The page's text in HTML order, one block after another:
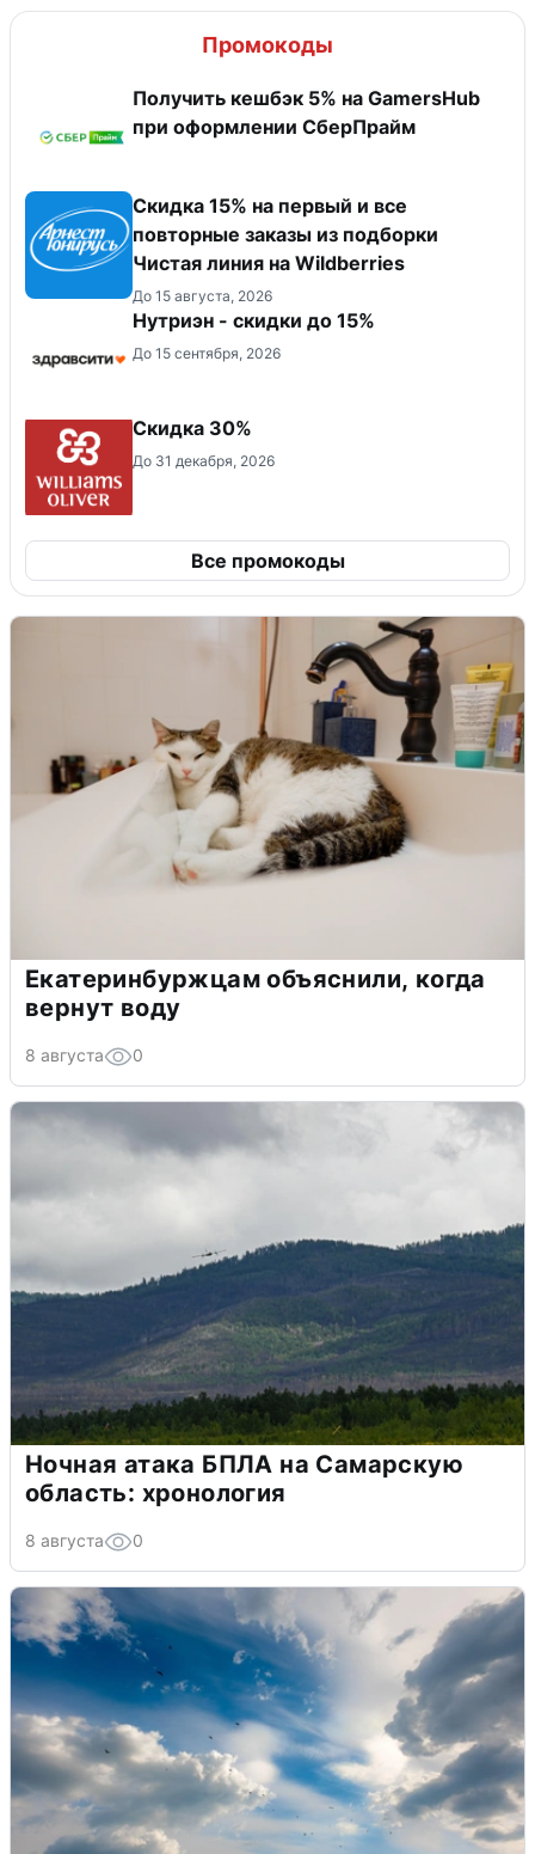
Промокоды
Получить кешбэк 5% на GamersHub
при оформлении СберПрайм
Скидка 15% на первый и все
повторные заказы из подборки
Чистая линия на Wildberries
До 15 августа, 2026
Нутриэн - скидки до 15%
До 15 сентября, 2026
Скидка 30%
До 31 декабря, 2026
Все промокоды
Екатеринбуржцам объяснили, когда
вернут воду
8 августа 0
Ночная атака БПЛА на Самарскую
область: хронология
8 августа 0